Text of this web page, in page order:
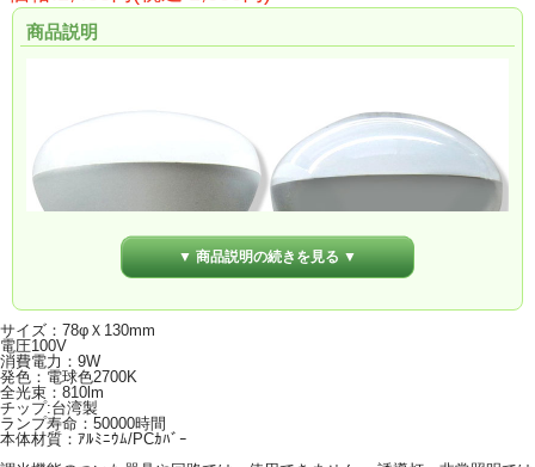
商品説明
▼ 商品説明の続きを見る ▼
サイズ：78φＸ130mm
電圧100V
消費電力：9W
発色：電球色2700K
全光束：810lm
チップ:台湾製
ランプ寿命：50000時間
本体材質：ｱﾙﾐﾆｳﾑ/PCｶﾊﾞｰ